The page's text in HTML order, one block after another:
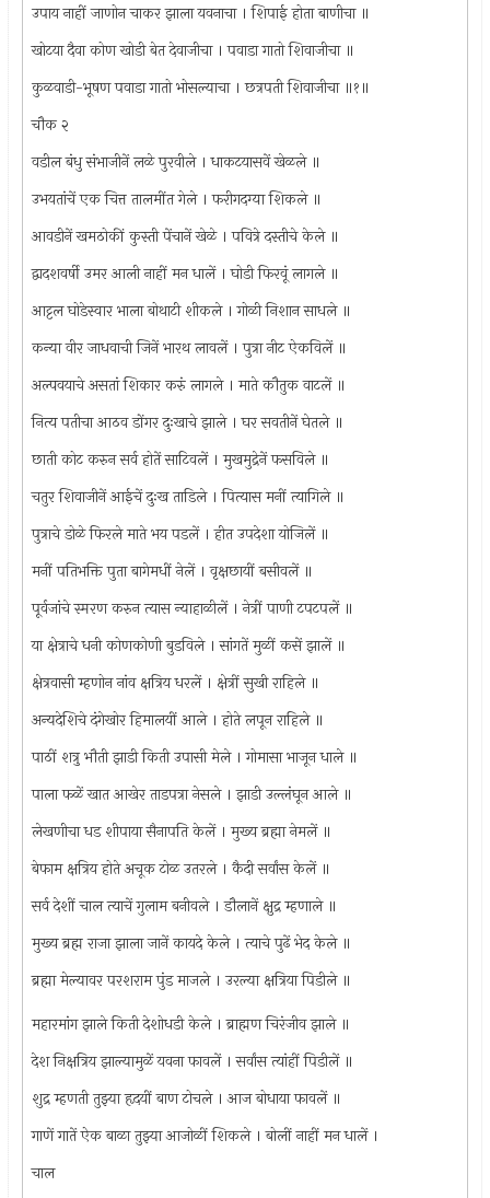
उपाय नाहीं जाणोन चाकर झाला यवनाचा । शिपाई होता बाणीचा ॥
खोटया दैवा कोण खोडी बेत देवाजीचा । पवाडा गातो शिवाजीचा ॥
कुळवाडी-भूषण पवाडा गातो भोसल्याचा । छत्रपती शिवाजीचा ॥१॥
चौक २
वडील बंधु संभाजीनें लळे पुरवीले । धाकटयासवें खेळले ॥
उभयतांचें एक चित्त तालमींत गेले । फरीगदग्या शिकले ॥
आवडीनें खमठोकीं कुस्ती पेंचानें खेळे । पवित्रे दस्तीचे केले ॥
द्वादशवर्षी उमर आली नाहीं मन धालें । घोडी फिरवूं लागले ॥
आट्टल घोडेस्वार भाला बोथाटी शीकले । गोळी निशान साधले ॥
कन्या वीर जाधवाची जिनें भारथ लावलें । पुत्रा नीट ऐकविलें ॥
अल्पवयाचे असतां शिकार करुं लागले । माते कौतुक वाटलें ॥
नित्य पतीचा आठव डोंगर दुःखाचे झाले । घर सवतीनें घेतले ॥
छाती कोट करुन सर्व होतें साटिवलें । मुखमुद्रेनें फसविले ॥
चतुर शिवाजीनें आईचें दुःख ताडिले । पित्यास मनीं त्यागिले ॥
पुत्राचे डोळे फिरले माते भय पडलें । हीत उपदेशा योजिलें ॥
मनीं पतिभक्ति पुता बागेमधीं नेलें । वृक्षछायीं बसीवलें ॥
पूर्वजांचे स्मरण करुन त्यास न्याहाळीलें । नेत्रीं पाणी टपटपलें ॥
या क्षेत्राचे धनी कोणकोणी बुडविले । सांगतें मुळीं कसें झालें ॥
क्षेत्रवासी म्हणोन नांव क्षत्रिय धरलें । क्षेत्रीं सुखी राहिले ॥
अन्यदेशिचे दंगेखोर हिमालयीं आले । होते लपून राहिले ॥
पाठीं शत्रु भौती झाडी किती उपासी मेले । गोमासा भाजून धाले ॥
पाला फळें खात आखेर ताडपत्रा नेसले । झाडी उल्लंघून आले ॥
लेखणीचा धड शीपाया सैनापति केलें । मुख्य ब्रह्मा नेमलें ॥
बेफाम क्षत्रिय होते अचूक टोळ उतरले । कैदी सर्वांस केलें ॥
सर्व देशीं चाल त्याचें गुलाम बनीवले । डौलानें क्षुद्र म्हणाले ॥
मुख्य ब्रह्म राजा झाला जानें कायदे केले । त्याचे पुढें भेद केले ॥
ब्रह्मा मेल्यावर परशराम पुंड माजले । उरल्या क्षत्रिया पिडीले ॥
महारमांग झाले किती देशोधडी केले । ब्राह्मण चिरंजीव झाले ॥
देश निक्षत्रिय झाल्यामुळें यवना फावलें । सर्वांस त्यांहीं पिडीलें ॥
शुद्र म्हणती तुझ्या हृदयीं बाण टोचले । आज बोधाया फावलें ॥
गाणें गातें ऐक बाळा तुझ्या आजोळीं शिकले । बोलीं नाहीं मन धालें ।
चाल